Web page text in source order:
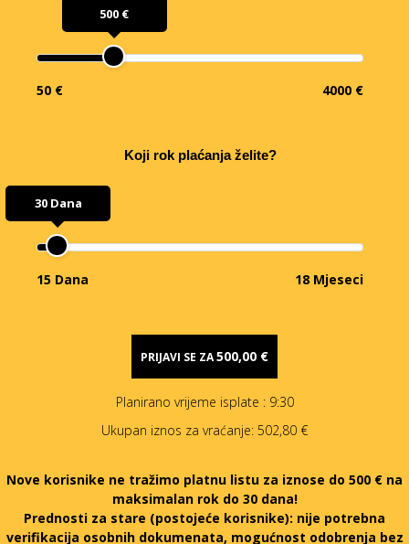
500 €
50 € 4000 €
Koji rok plaćanja želite?
30 Dana
15 Dana 18 Mjeseci
PRIJAVI SE ZA500,00 €
Planirano vrijeme isplate : 9:30
Ukupan iznos za vraćanje: 502,80 €
Nove korisnike ne tražimo platnu listu za iznose do 500 € na
maksimalan rok do 30 dana!
Prednosti za stare (postojeće korisnike): nije potrebna
verifikacija osobnih dokumenata, mogućnost odobrenja bez